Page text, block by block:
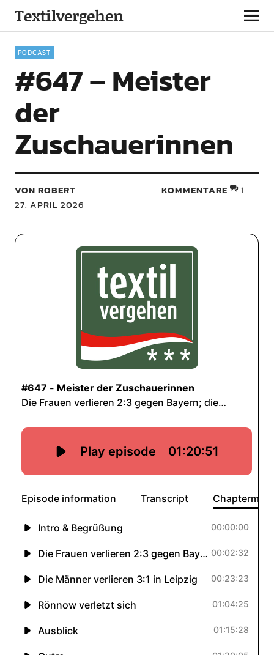
Textilvergehen
PODCAST
#647 – Meister
der
Zuschauerinnen
VON ROBERT
27. APRIL 2026
KOMMENTARE 1